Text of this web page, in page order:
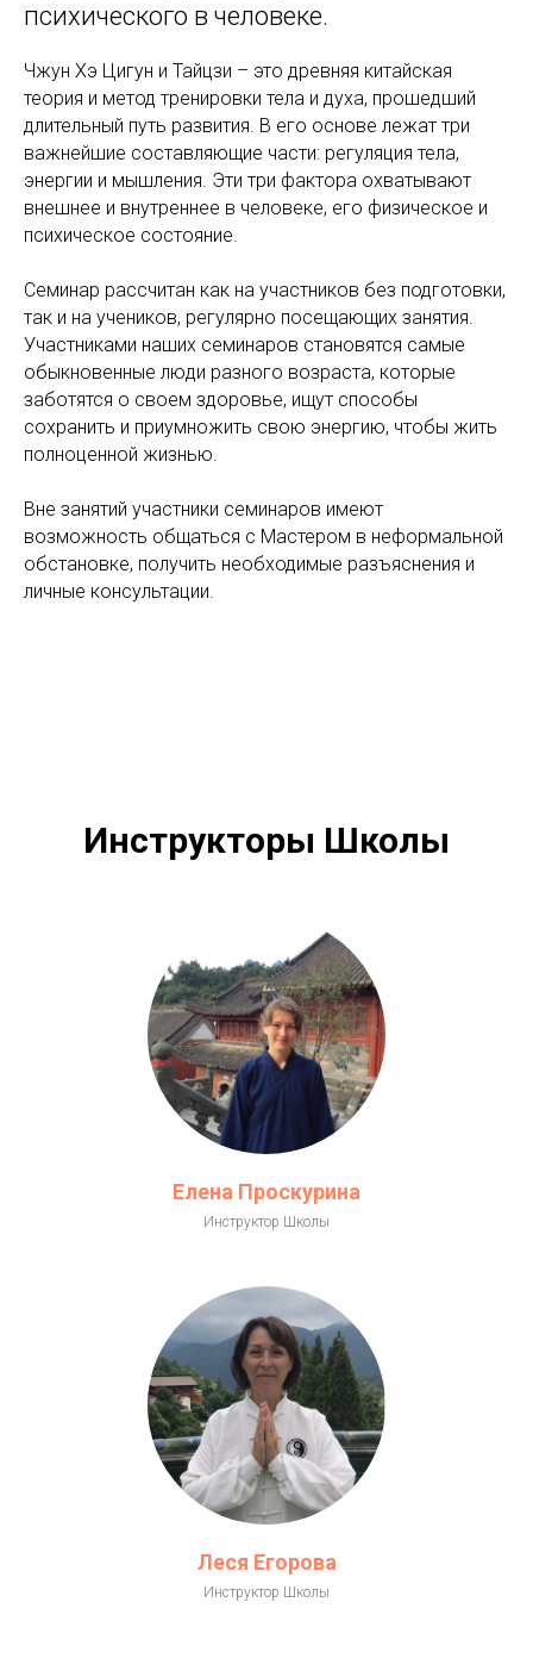
психического в человеке.
Чжун Хэ Цигун и Тайцзи – это древняя китайская
теория и метод тренировки тела и духа, прошедший
длительный путь развития. В его основе лежат три
важнейшие составляющие части: регуляция тела,
энергии и мышления. Эти три фактора охватывают
внешнее и внутреннее в человеке, его физическое и
психическое состояние.
Семинар рассчитан как на участников без подготовки,
так и на учеников, регулярно посещающих занятия.
Участниками наших семинаров становятся самые
обыкновенные люди разного возраста, которые
заботятся о своем здоровье, ищут способы
сохранить и приумножить свою энергию, чтобы жить
полноценной жизнью.
Вне занятий участники семинаров имеют
возможность общаться с Мастером в неформальной
обстановке, получить необходимые разъяснения и
личные консультации.
Инструкторы Школы
Елена Проскурина
Инструктор Школы
Леся Егорова
Инструктор Школы